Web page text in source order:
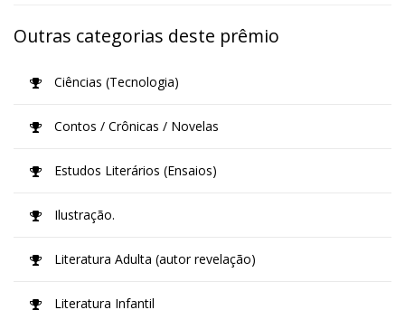
Outras categorias deste prêmio
Ciências (Tecnologia)
Contos / Crônicas / Novelas
Estudos Literários (Ensaios)
Ilustração.
Literatura Adulta (autor revelação)
Literatura Infantil